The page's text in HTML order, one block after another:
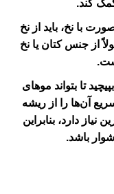
کند.
با نخ، باید از نخ
از جنس کتان یا نخ
تا بتواند موهای
آن‌ها را از ریشه
دارد، بنابراین
باشد.